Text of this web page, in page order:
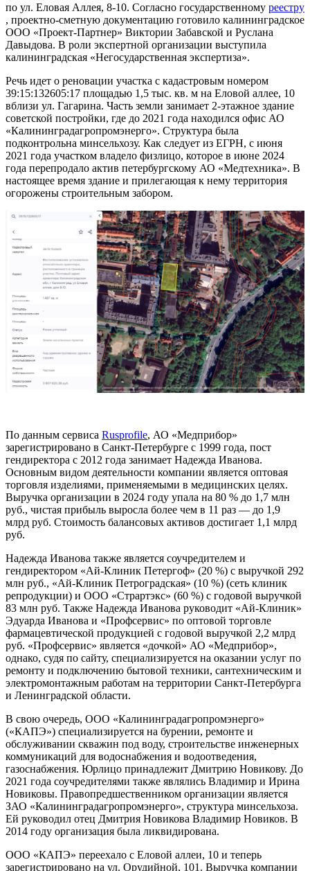
по ул. Еловая Аллея, 8-10. Согласно государственному реестру
, проектно-сметную документацию готовило калининградское
ООО «Проект-Партнер» Виктории Забавской и Руслана
Давыдова. В роли экспертной организации выступила
калининградская «Негосударственная экспертиза».
Речь идет о реновации участка с кадастровым номером
39:15:132605:17 площадью 1,5 тыс. кв. м на Еловой аллее, 10
вблизи ул. Гагарина. Часть земли занимает 2-этажное здание
советской постройки, где до 2021 года находился офис АО
«Калининградагропромэнерго». Структура была
подконтрольна минсельхозу. Как следует из ЕГРН, с июня
2021 года участком владело физлицо, которое в июне 2024
года перепродало актив петербургскому АО «Медтехника». В
настоящее время здание и прилегающая к нему территория
огорожены строительным забором.
По данным сервиса Rusprofile, АО «Медприбор»
зарегистрировано в Санкт-Петербурге с 1999 года, пост
гендиректора с 2012 года занимает Надежда Иванова.
Основным видом деятельности компании является оптовая
торговля изделиями, применяемыми в медицинских целях.
Выручка организации в 2024 году упала на 80 % до 1,7 млн
руб., чистая прибыль выросла более чем в 11 раз — до 1,9
млрд руб. Стоимость балансовых активов достигает 1,1 млрд
руб.
Надежда Иванова также является соучредителем и
гендиректором «Ай-Клиник Петергоф» (20 %) с выручкой 292
млн руб., «Ай-Клиник Петроградская» (10 %) (сеть клиник
репродукции) и ООО «Страртэкс» (60 %) с годовой выручкой
83 млн руб. Также Надежда Иванова руководит «Ай-Клиник»
Эдуарда Иванова и «Профсервис» по оптовой торговле
фармацевтической продукцией с годовой выручкой 2,2 млрд
руб. «Профсервис» является «дочкой» АО «Медприбор»,
однако, судя по сайту, специализируется на оказании услуг по
ремонту и подключению бытовой техники, сантехническим и
электромонтажным работам на территории Санкт-Петербурга
и Ленинградской области.
В свою очередь, ООО «Калининградагропромэнерго»
(«КАПЭ») специализируется на бурении, ремонте и
обслуживании скважин под воду, строительстве инженерных
коммуникаций для водоснабжения и водоотведения,
газоснабжения. Юрлицо принадлежит Дмитрию Новикову. До
2021 года соучредителями также являлись Владимир и Ирина
Новиковы. Правопредшественником организации является
ЗАО «Калининградагропромэнерго», структура минсельхоза.
Ей руководил отец Дмитрия Новикова Владимир Новиков. В
2014 году организация была ликвидирована.
ООО «КАПЭ» переехало с Еловой аллеи, 10 и теперь
зарегистрировано на ул. Орудийной, 101. Выручка компании